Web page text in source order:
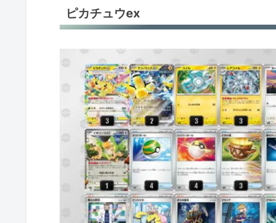
ピカチュウex
ピカチュウex
ピカチュウex
ピカチュウex
ピカチュウex＋デンチュラex
ピカチュウex＋デンチュラex
サザンドラex
サザンドラex
ピカチュウex